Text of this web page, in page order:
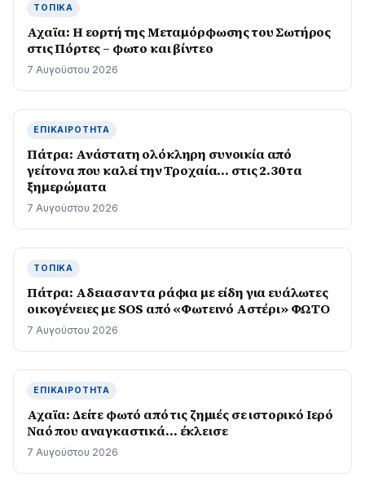
ΤΟΠΙΚΆ
Αχαϊα: Η εορτή της Μεταμόρφωσης του Σωτήρος
στις Πόρτες – φωτο και βίντεο
7 Αυγούστου 2026
ΕΠΙΚΑΙΡΌΤΗΤΑ
Πάτρα: Ανάστατη ολόκληρη συνοικία από
γείτονα που καλεί την Τροχαία… στις 2.30 τα
ξημερώματα
7 Αυγούστου 2026
ΤΟΠΙΚΆ
Πάτρα: Αδειασαν τα ράφια με είδη για ευάλωτες
οικογένειες με SOS από «Φωτεινό Αστέρι» ΦΩΤΟ
7 Αυγούστου 2026
ΕΠΙΚΑΙΡΌΤΗΤΑ
Αχαϊα: Δείτε φωτό από τις ζημιές σε ιστορικό Ιερό
Ναό που αναγκαστικά… έκλεισε
7 Αυγούστου 2026